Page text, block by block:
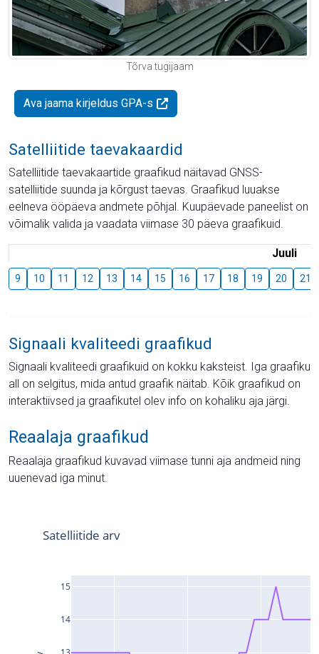
Tõrva tugijaam
Ava jaama kirjeldus GPA-s
Satelliitide taevakaardid
Satelliitide taevakaartide graafikud näitavad GNSS-
satelliitide suunda ja kõrgust taevas. Graafikud luuakse
eelneva ööpäeva andmete põhjal. Kuupäevade paneelist on
võimalik valida ja vaadata viimase 30 päeva graafikuid.
Juuli
9 10 11 12 13 14 15 16 17 18 19 20 21
Signaali kvaliteedi graafikud
Signaali kvaliteedi graafikuid on kokku kaksteist. Iga graafiku
all on selgitus, mida antud graafik näitab. Kõik graafikud on
interaktiivsed ja graafikutel olev info on kohaliku aja järgi.
Reaalaja graafikud
Reaalaja graafikud kuvavad viimase tunni aja andmeid ning
uuenevad iga minut.